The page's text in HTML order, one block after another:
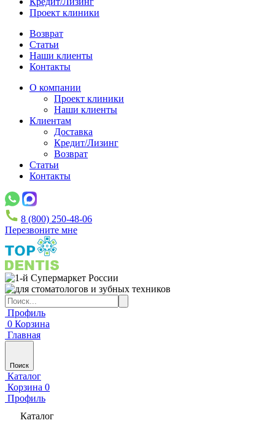
Проект клиники
Возврат
Статьи
Наши клиенты
Контакты
О компании
Проект клиники
Наши клиенты
Клиентам
Доставка
Кредит/Лизинг
Возврат
Статьи
Контакты
8 (800) 250-48-06
Перезвоните мне
Профиль
0 Корзина
Главная
Поиск
Каталог
Корзина 0
Профиль
Каталог